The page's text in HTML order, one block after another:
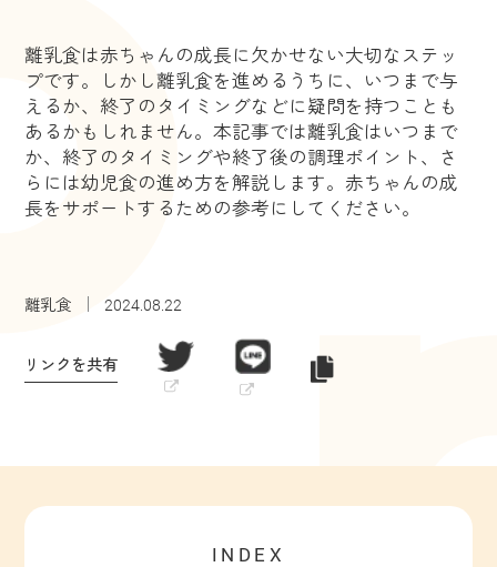
離乳食は赤ちゃんの成長に欠かせない大切なステッ
プです。しかし離乳食を進めるうちに、いつまで与
えるか、終了のタイミングなどに疑問を持つことも
あるかもしれません。本記事では離乳食はいつまで
か、終了のタイミングや終了後の調理ポイント、さ
らには幼児食の進め方を解説します。赤ちゃんの成
長をサポートするための参考にしてください。
離乳食 2024.08.22
リンクを共有
INDEX